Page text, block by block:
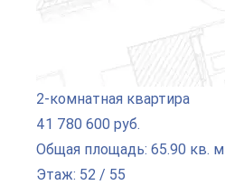
2-комнатная квартира
41 780 600 руб.
Общая площадь: 65.90 кв. м
Этаж: 52 / 55